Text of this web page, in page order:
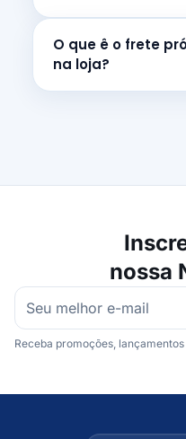
O que ê o frete
na loja?
nossa
Receba promoções,